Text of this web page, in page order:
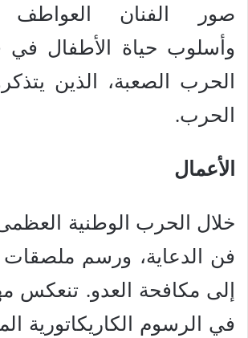
صور الفنان العواطف
وأسلوب حياة الأطفال في
الحرب الصعبة، الذين
الحرب.
الأعمال
خلال الحرب الوطنية
فن الدعاية، ورسم ملصقات
إلى مكافحة العدو. تنعكس
في الرسوم الكاريكاتورية